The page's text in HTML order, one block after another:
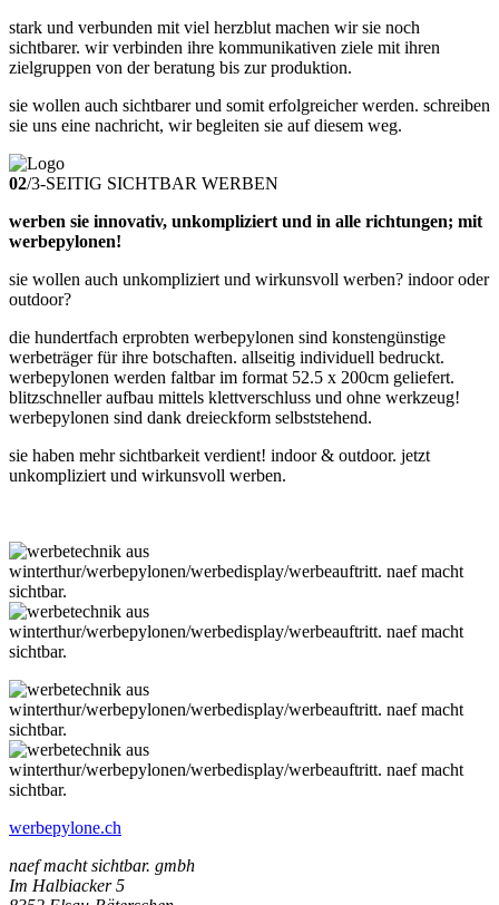
stark und verbunden mit viel herzblut machen wir sie noch
sichtbarer. wir verbinden ihre kommunikativen ziele mit ihren
zielgruppen von der beratung bis zur produktion.
sie wollen auch sichtbarer und somit erfolgreicher werden. schreiben
sie uns eine nachricht, wir begleiten sie auf diesem weg.
02/3-SEITIG SICHTBAR WERBEN
werben sie innovativ, unkompliziert und in alle richtungen; mit
werbepylonen!
sie wollen auch unkompliziert und wirkunsvoll werben? indoor oder
outdoor?
die hundertfach erprobten werbepylonen sind konstengünstige
werbeträger für ihre botschaften. allseitig individuell bedruckt.
werbepylonen werden faltbar im format 52.5 x 200cm geliefert.
blitzschneller aufbau mittels klettverschluss und ohne werkzeug!
werbepylonen sind dank dreieckform selbststehend.
sie haben mehr sichtbarkeit verdient! indoor & outdoor. jetzt
unkompliziert und wirkunsvoll werben.
werbepylone.ch
naef macht sichtbar. gmbh
Im Halbiacker 5